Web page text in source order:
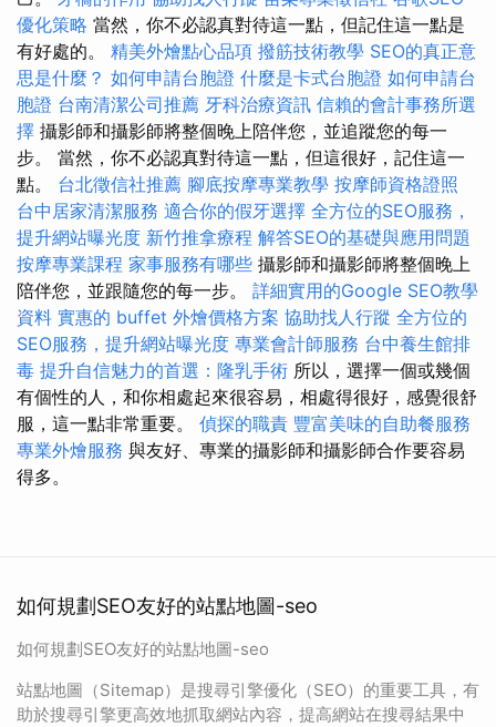
優化策略 當然，你不必認真對待這一點，但記住這一點是
有好處的。 精美外燴點心品項 撥筋技術教學 SEO的真正意
思是什麼？ 如何申請台胞證 什麼是卡式台胞證 如何申請台
胞證 台南清潔公司推薦 牙科治療資訊 信賴的會計事務所選
擇 攝影師和攝影師將整個晚上陪伴您，並追蹤您的每一
步。 當然，你不必認真對待這一點，但這很好，記住這一
點。 台北徵信社推薦 腳底按摩專業教學 按摩師資格證照
台中居家清潔服務 適合你的假牙選擇 全方位的SEO服務，
提升網站曝光度 新竹推拿療程 解答SEO的基礎與應用問題
按摩專業課程 家事服務有哪些 攝影師和攝影師將整個晚上
陪伴您，並跟隨您的每一步。 詳細實用的Google SEO教學
資料 實惠的 buffet 外燴價格方案 協助找人行蹤 全方位的
SEO服務，提升網站曝光度 專業會計師服務 台中養生館排
毒 提升自信魅力的首選：隆乳手術 所以，選擇一個或幾個
有個性的人，和你相處起來很容易，相處得很好，感覺很舒
服，這一點非常重要。 偵探的職責 豐富美味的自助餐服務
專業外燴服務 與友好、專業的攝影師和攝影師合作要容易
得多。
如何規劃SEO友好的站點地圖-seo
如何規劃SEO友好的站點地圖-seo
站點地圖（Sitemap）是搜尋引擎優化（SEO）的重要工具，有
助於搜尋引擎更高效地抓取網站內容，提高網站在搜尋結果中